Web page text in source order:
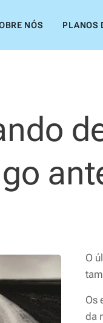
NÓS PLANOS
O
Os
da